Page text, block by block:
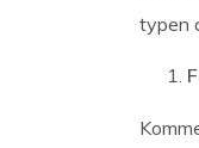
typen